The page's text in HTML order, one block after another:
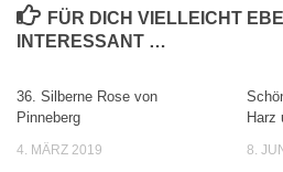
FÜR DICH VIELLEICHT
INTERESSANT …
36. Silberne Rose von
Pinneberg
4. MÄRZ 2019
Harz
8.